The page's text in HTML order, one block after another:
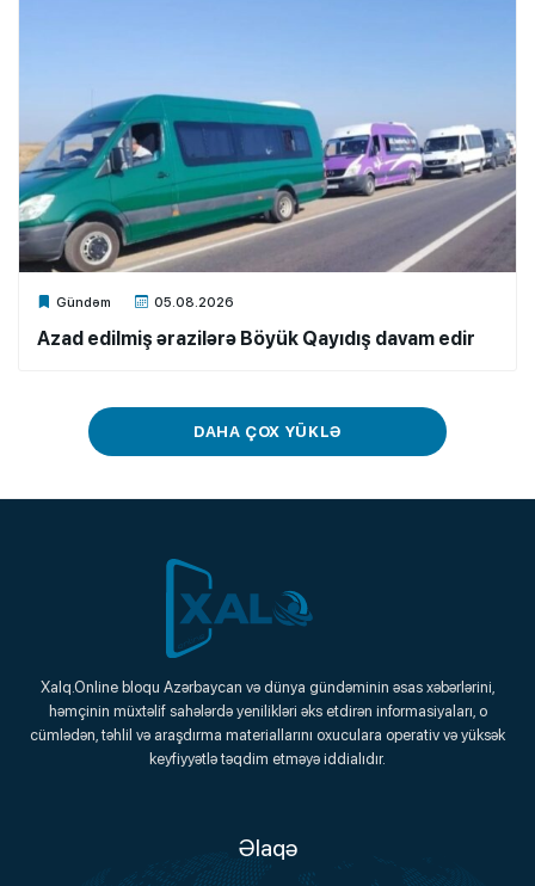
Gündəm 05.08.2026
Xalq.Online
Azad edilmiş ərazilərə Böyük Qayıdış davam edir
DAHA ÇOX YÜKLƏ
Xalq.Online
Onlayn Platforma
Xalq.Online bloqu Azərbaycan və dünya gündəminin əsas xəbərlərini,
həmçinin müxtəlif sahələrdə yenilikləri əks etdirən informasiyaları, o
cümlədən, təhlil və araşdırma materiallarını oxuculara operativ və yüksək
keyfiyyətlə təqdim etməyə iddialıdır.
Əlaqə